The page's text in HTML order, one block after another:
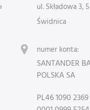
ul. Składowa 3,
Świdnica
numer konta:
SANTANDER
POLSKA SA
PL46 1090